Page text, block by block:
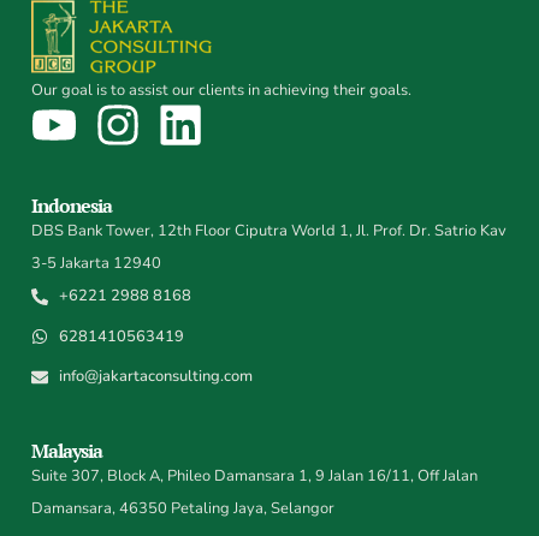
Our goal is to assist our clients in achieving their goals.
Indonesia
DBS Bank Tower, 12th Floor Ciputra World 1, Jl. Prof. Dr. Satrio Kav
3-5 Jakarta 12940
+6221 2988 8168
6281410563419
info@jakartaconsulting.com
Malaysia
Suite 307, Block A, Phileo Damansara 1, 9 Jalan 16/11, Off Jalan
Damansara, 46350 Petaling Jaya, Selangor